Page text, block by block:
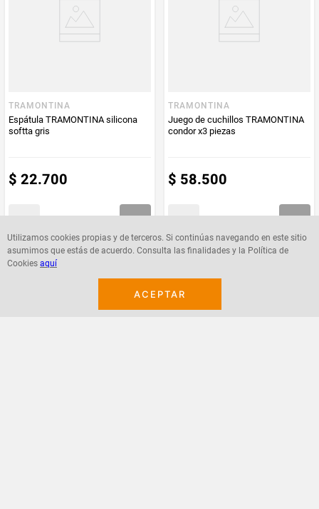
Utilizamos cookies propias y de terceros. Si continúas navegando en este sitio
asumimos que estás de acuerdo. Consulta las finalidades y la Política de
Cookies aquí
ACEPTAR
TRAMONTINA
Espátula TRAMONTINA silicona
softta gris
$ 22.700
TRAMONTINA
Juego de cuchillos TRAMONTINA
condor x3 piezas
$ 58.500